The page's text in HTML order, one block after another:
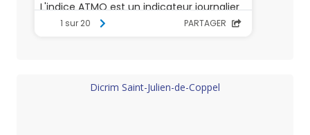
Dicrim Saint-Julien-de-Coppel